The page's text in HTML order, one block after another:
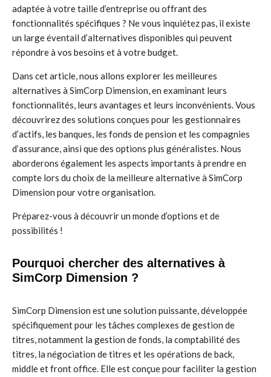
adaptée à votre taille d’entreprise ou offrant des
fonctionnalités spécifiques ? Ne vous inquiétez pas, il existe
un large éventail d’alternatives disponibles qui peuvent
répondre à vos besoins et à votre budget.
Dans cet article, nous allons explorer les meilleures
alternatives à SimCorp Dimension, en examinant leurs
fonctionnalités, leurs avantages et leurs inconvénients. Vous
découvrirez des solutions conçues pour les gestionnaires
d’actifs, les banques, les fonds de pension et les compagnies
d’assurance, ainsi que des options plus généralistes. Nous
aborderons également les aspects importants à prendre en
compte lors du choix de la meilleure alternative à SimCorp
Dimension pour votre organisation.
Préparez-vous à découvrir un monde d’options et de
possibilités !
Pourquoi chercher des alternatives à
SimCorp Dimension ?
SimCorp Dimension est une solution puissante, développée
spécifiquement pour les tâches complexes de gestion de
titres, notamment la gestion de fonds, la comptabilité des
titres, la négociation de titres et les opérations de back,
middle et front office. Elle est conçue pour faciliter la gestion